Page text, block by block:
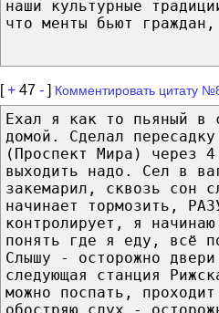
наши культурные
что менты бьют
[+ 47 - ] Комментировать цитату
Ехал я как то пьяный в
домой. Сделал
(Проспект Мира) через
выходить надо. Сел в
закемарил, сквозь сон
начинает тормозить,
контролирует, я
понять где я еду, всё
Слышу - осторожно двери
следующая станция
можно поспать,
обостряю слух -